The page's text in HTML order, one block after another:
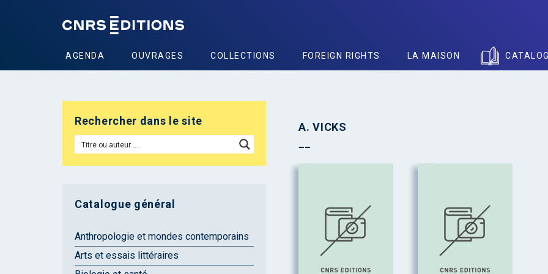
AGENDA OUVRAGES COLLECTIONS FOREIGN RIGHTS LA MAISON
A. VICKS
Rechercher dans le site
Catalogue général
Anthropologie et mondes contemporains
Arts et essais littéraires